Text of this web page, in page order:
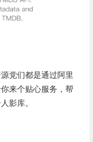
党们都是通过阿里
来个贴心服务，帮
影库。